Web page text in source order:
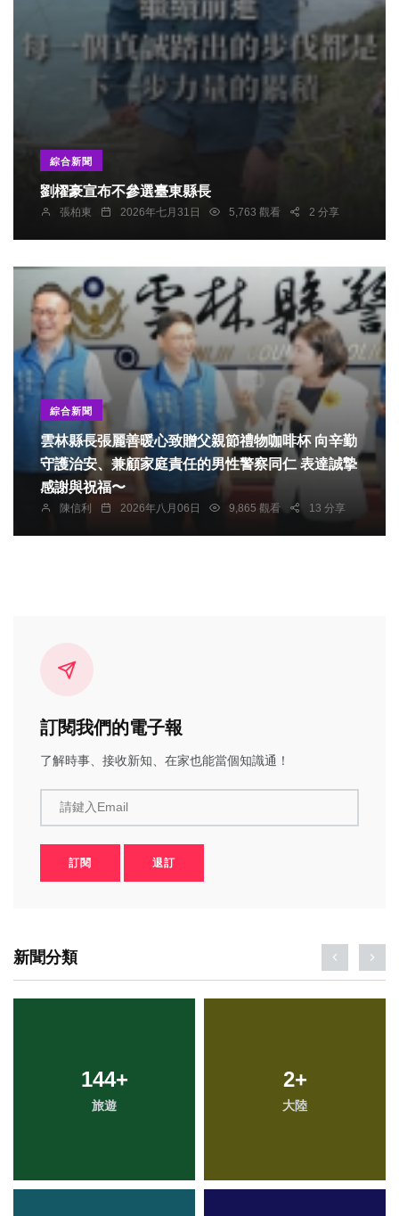
綜合新聞
劉櫂豪宣布不參選臺東縣長
張柏東 2026年七月31日 5,763 觀看 2 分享
綜合新聞
雲林縣長張麗善暖心致贈父親節禮物咖啡杯 向辛勤
守護治安、兼顧家庭責任的男性警察同仁 表達誠摯
感謝與祝福〜
陳信利 2026年八月06日 9,865 觀看 13 分享
訂閱我們的電子報
了解時事、接收新知、在家也能當個知識通！
請鍵入Email
訂閱 退訂
新聞分類
144+
旅遊
2+
大陸